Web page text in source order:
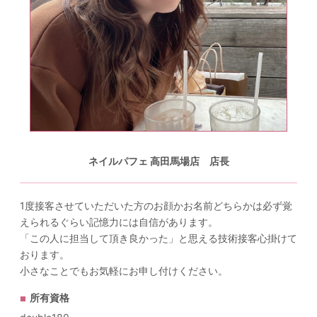
ネイルパフェ 高田馬場店 店長
1度接客させていただいた方のお顔かお名前どちらかは必ず覚
えられるぐらい記憶力には自信があります。
「この人に担当して頂き良かった」と思える技術接客心掛けて
おります。
小さなことでもお気軽にお申し付けください。
所有資格